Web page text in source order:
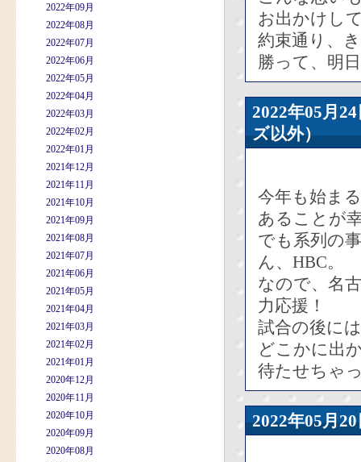
2022年09月
2022年08月
2022年07月
2022年06月
2022年05月
2022年04月
2022年03月
2022年02月
2022年01月
2021年12月
2021年11月
2021年10月
2021年09月
2021年08月
2021年07月
2021年06月
2021年05月
2021年04月
2021年03月
2021年02月
2021年01月
2020年12月
2020年11月
2020年10月
2020年09月
2020年08月
お出かけし
約束通り、
勝って、明
2022年05
ズ以外）
今年も始ま
あることが
でも系列の
ん、HBC。
なので、名
力応援！
試合の後に
どこかに出
待たせちゃ
2022年05